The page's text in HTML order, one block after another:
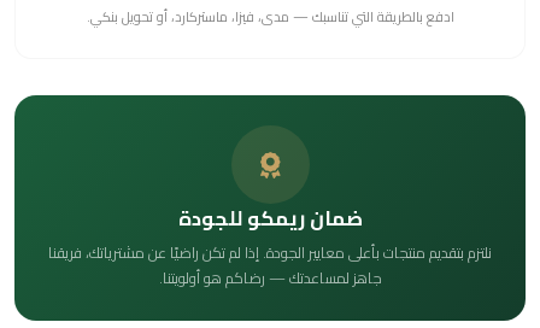
ادفع بالطريقة التي تناسبك — مدى، فيزا، ماستركارد، أو تحويل بنكي.
ضمان ريمكو للجودة
نلتزم بتقديم منتجات بأعلى معايير الجودة. إذا لم تكن راضيًا عن مشترياتك، فريقنا
جاهز لمساعدتك — رضاكم هو أولويتنا.